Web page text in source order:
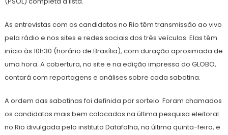
As entrevistas com os candidatos no Rio têm transmissão ao vivo
pela rádio e nos sites e redes sociais dos três veículos. Elas têm
início às 10h30 (horário de Brasília), com duração aproximada de
uma hora. A cobertura, no site e na edição impressa do GLOBO,
contará com reportagens e análises sobre cada sabatina.
A ordem das sabatinas foi definida por sorteio. Foram chamados
os candidatos mais bem colocados na última pesquisa eleitoral
no Rio divulgada pelo instituto Datafolha, na última quinta-feira, e